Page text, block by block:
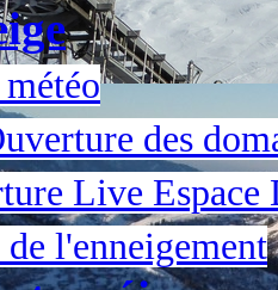
des
Live Espace
l'enneigement